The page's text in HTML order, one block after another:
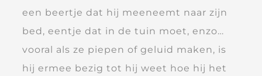
een beertje dat hij meeneemt naar zijn
bed, eentje dat in de tuin moet, enzo…
vooral als ze piepen of geluid maken, is
hij ermee bezig tot hij weet hoe hij het